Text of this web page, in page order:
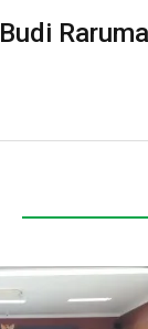
Budi